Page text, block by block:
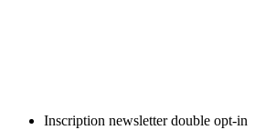
Inscription newsletter double opt-in